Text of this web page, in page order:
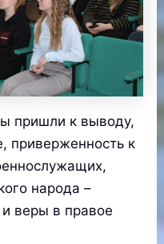
пришли к выводу,
приверженность к
народа –
веры в правое